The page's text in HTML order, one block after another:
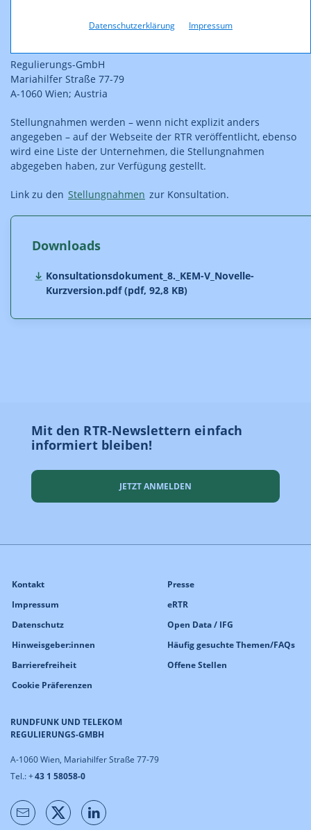
Datenschutzerklärung Impressum
konsultationen@rtr.atoder
Rundfunk und Telekom
Regulierungs-GmbH
Mariahilfer Straße 77-79
A-1060 Wien; Austria
Stellungnahmen werden – wenn nicht explizit anders
angegeben – auf der Webseite der RTR veröffentlicht, ebenso
wird eine Liste der Unternehmen, die Stellungnahmen
abgegeben haben, zur Verfügung gestellt.
Link zu den Stellungnahmen zur Konsultation.
Downloads
Konsultationsdokument_8._KEM-V_Novelle-
Kurzversion.pdf (pdf, 92,8 KB)
Mit den RTR-Newslettern einfach
informiert bleiben!
JETZT ANMELDEN
RUNDFUNK UND TELEKOM
REGULIERUNGS-GMBH
A-1060 Wien, Mariahilfer Straße 77-79
Tel.: +43 1 58058-0
Kontakt
Impressum
Datenschutz
Hinweisgeber:innen
Barrierefreiheit
Cookie Präferenzen
Presse
eRTR
Open Data / IFG
Häufig gesuchte Themen/FAQs
Offene Stellen